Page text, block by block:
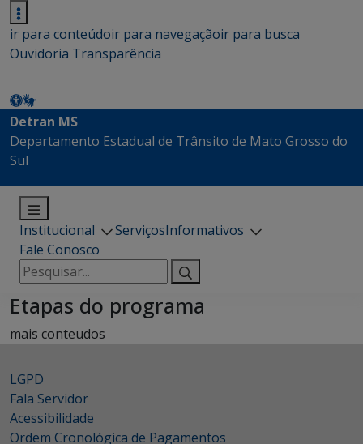
ir para conteúdoir para navegaçãoir para busca
Ouvidoria Transparência
Detran MS
Departamento Estadual de Trânsito de Mato Grosso do
Sul
Institucional ServiçosInformativos
Fale Conosco
Pesquisar
por:
Etapas do programa
mais conteudos
LGPD
Fala Servidor
Acessibilidade
Ordem Cronológica de Pagamentos